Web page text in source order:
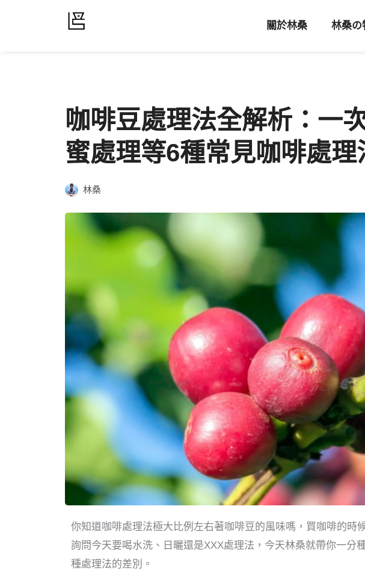
關於林桑 林桑の
咖啡豆處理法全解析：一
蜜處理等6種常見咖啡處理
林桑
你知道咖啡處理法極大比例左右著咖啡豆的風味嗎，買咖啡的時
詢問今天要喝水洗、日曬還是XXX處理法，今天林桑就帶你一分
種處理法的差別。